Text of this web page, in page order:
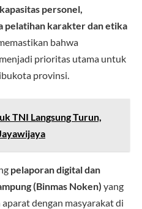
personel,
pelatihan karakter dan etika
bahwa
prioritas utama untuk
provinsi.
TNI Langsung Turun,
pelaporan digital dan
(Binmas Noken) yang
dengan masyarakat di